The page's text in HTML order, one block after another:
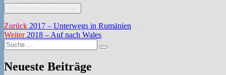
Beitragsnavigation
Zurück Vorheriger
Beitrag:
2017 – Unterwegs in Rumänien
Weiter Nächster
2018 – Auf nach Wales
Suche
nach:
Suchen
Neueste Beiträge